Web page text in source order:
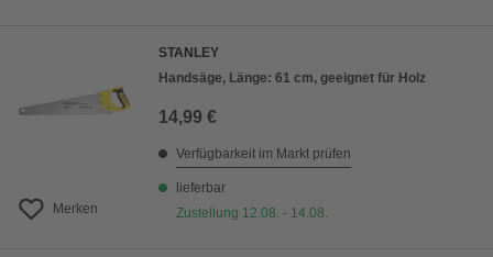
Merken
STANLEY
Handsäge, Länge: 61 cm, geeignet für Holz
14,99 €
Verfügbarkeit im Markt prüfen
lieferbar
Zustellung 12.08. - 14.08.